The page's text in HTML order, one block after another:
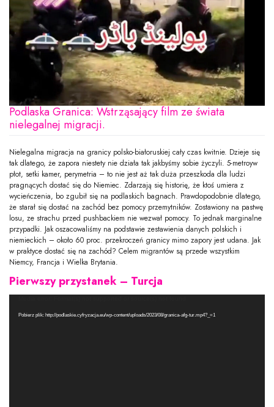
Podlaska Granica: Wstrząsający film ze świata
nielegalnej migracji.
Nielegalna migracja na granicy polsko-białoruskiej cały czas kwitnie. Dzieje się
tak dlatego, że zapora niestety nie działa tak jakbyśmy sobie życzyli. 5-metroyw
płot, setki kamer, perymetria – to nie jest aż tak duża przeszkoda dla ludzi
pragnących dostać się do Niemiec. Zdarzają się historię, że ktoś umiera z
wycieńczenia, bo zgubił się na podlaskich bagnach. Prawdopodobnie dlatego,
że starał się dostać na zachód bez pomocy przemytników. Zostawiony na pastwę
losu, ze strachu przed pushbackiem nie wezwał pomocy. To jednak marginalne
przypadki. Jak oszacowaliśmy na podstawie zestawienia danych polskich i
niemieckich – około 60 proc. przekroczeń granicy mimo zapory jest udana. Jak
w praktyce dostać się na zachód? Celem migrantów są przede wszystkim
Niemcy, Francja i Wielka Brytania.
Pierwszy przystanek – Turcja
Pobierz plik: http://podlaskie.cyfryzacja.eu/wp-content/uploads/2023/08/granica-afg-tur.mp4?_=1